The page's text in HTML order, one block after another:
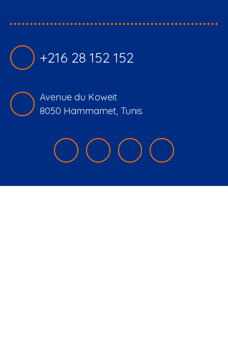
+216 28 152 152
Avenue du Koweit
8050 Hammamet, Tunis